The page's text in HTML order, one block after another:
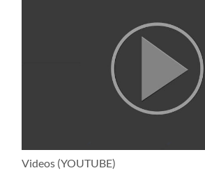
Videos (YOUTUBE)